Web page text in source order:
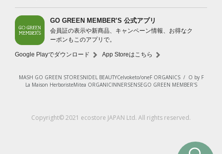
会社案内 ご利用規約
プライバシーポリシー
特定商取引法に基づく表示
免責事項
法人会員サービス
New Zealand Site
GO GREEN MEMBER’S 公式アプリ
会員証の表示や新商品、キャンペーン情報、お得なク
ーポンもこのアプリで。
Google Playでダウンロード App Storeはこちら
MASH GO GREEN STORESNIDEL BEAUTYCelvoketo/oneF ORGANICS/ O by F
La Maison HerboristeMitea ORGANICINNERSENSEGO GREEN MEMBER'S
Copyright© 2021 ecostore JAPAN Ltd. All rights reserved.